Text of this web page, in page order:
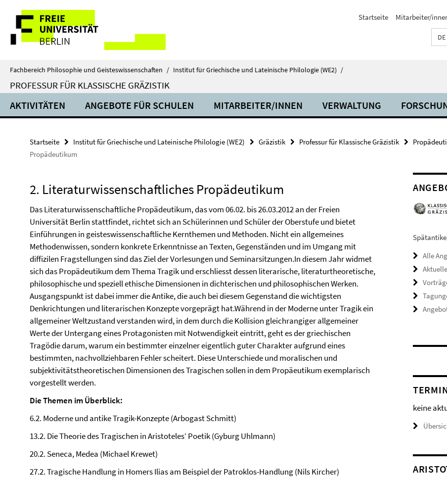
direkt
Inhalt
Service-
Navigation
Startseite Mitarbeiter/
DE
Fachbereich Philosophie und Geisteswissenschaften / Institut für Griechische und Lateinische Philologie (WE2) /
PROFESSUR FÜR KLASSISCHE GRÄZISTIK
AKTIVITÄTEN ANGEBOTE FÜR SCHULEN MITARBEITER/INNEN VERWALTUNG
Startseite Institut für Griechische und Lateinische Philologie (WE2) Gräzistik Professur für Klassische Gräzistik
Propädeutikum
2. Literaturwissenschaftliches Propädeutikum
Das Literaturwissenschaftliche Propädeutikum, das vom 06.02. bis 26.03.2012 an der Freien
Universität Berlin stattfindet, richtet sich an Schülerinnen und Schüler der Oberstufe und bietet
Einführungen in geisteswissenschaftliche Kernthemen und Methoden. Nicht ein allgemeines
Methodenwissen, sondern konkrete Erkenntnisse an Texten, Gegenständen und im Umgang mit
diffizilen Fragstellungen sind das Ziel der Vorlesungen und Seminarsitzungen.In diesem Jahr widmet
sich das Propädeutikum dem Thema Tragik und erschliesst dessen literarische, literaturtheoretische,
philosophische und speziell ethische Dimensionen in dichterischen und philosophischen Werken.
Ausgangspunkt ist dabei immer die Antike, die auch bei diesem Gegenstand die wichtigsten
Denkrichtungen und literarischen Konzepte vorgeprägt hat.Während in der Moderne unter Tragik ein
allgemeiner Weltzustand verstanden wird, in dem durch die Kollision gleichrangiger allgemeiner
Werte der Untergang eines Protagonisten mit Notwendigkeit eintritt, geht es der griechischen
Tragödie darum, warum ein bestimmter einzelner eigentlich guter Charakter aufgrund eines
bestimmten, nachvollziehbaren Fehler scheitert. Diese Unterschiede und moralischen und
subjektivitätstheoretischen Dimensionen des Tragischen sollen in dem Propäeutikum exemplarisch
vorgestellt werden.
Die Themen im Überblick:
6.2. Moderne und antike Tragik-Konzepte (Arbogast Schmitt)
13.2. Die Theorie des Tragischen in Aristoteles‘ Poetik (Gyburg Uhlmann)
20.2. Seneca, Medea (Michael Krewet)
27.2. Tragische Handlung in Homers Ilias am Beispiel der Patroklos-Handlung (Nils Kircher)
Alle
keine